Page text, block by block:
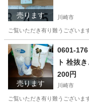
売ります 川崎市
ご覧いただき有り難うござい
神奈川 川崎市 年中行
売ります
0601-
ト 栓抜
200円
川崎市
ご覧いただき有り難うござい